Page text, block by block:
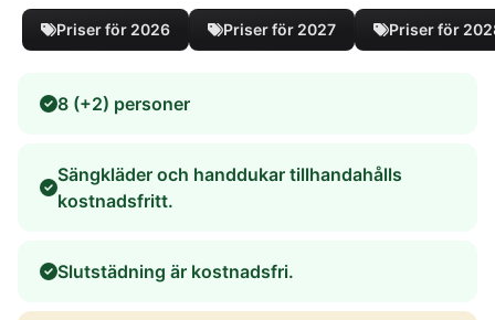
Priser för 2026 Priser för 2027 Priser för
8 (+2) personer
Sängkläder och handdukar tillhandahålls
kostnadsfritt.
Slutstädning är kostnadsfri.